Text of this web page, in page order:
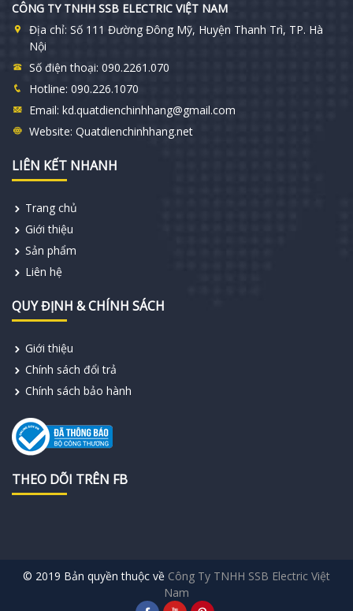
CÔNG TY TNHH SSB ELECTRIC VIỆT NAM
Địa chỉ: Số 111 Đường Đông Mỹ, Huyện Thanh Trì, TP. Hà
Nội
Số điện thoại: 090.2261.070
Hotline: 090.226.1070
Email: kd.quatdienchinhhang@gmail.com
Website: Quatdienchinhhang.net
LIÊN KẾT NHANH
Trang chủ
Giới thiệu
Sản phẩm
Liên hệ
QUY ĐỊNH & CHÍNH SÁCH
Giới thiệu
Chính sách đổi trả
Chính sách bảo hành
THEO DÕI TRÊN FB
© 2019 Bản quyền thuộc về Công Ty TNHH SSB Electric Việt
Nam